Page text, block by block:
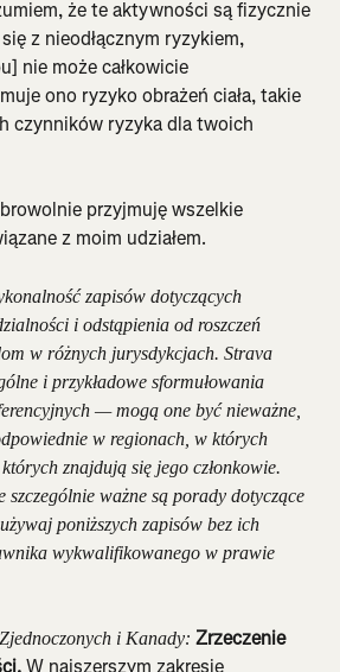
że te aktywności są fizycznie
z nieodłącznym ryzykiem,
nie może całkowicie
ono ryzyko obrażeń ciała, takie
czynników ryzyka dla twoich
przyjmuję wszelkie
z moim udziałem.
zapisów dotyczących
i odstąpienia od roszczeń
w różnych jurysdykcjach. Strava
i przykładowe sformułowania
— mogą one być nieważne,
w regionach, w których
znajdują się jego członkowie.
szczególnie ważne są porady dotyczące
poniższych zapisów bez ich
wykwalifikowanego w prawie
i Kanady: Zrzeczenie
W najszerszym zakresie